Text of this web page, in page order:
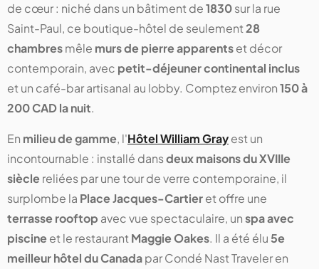
de cœur : niché dans un bâtiment de1830sur la rue
Saint-Paul, ce boutique-hôtel de seulement28
chambresmêle murs de pierre apparentset décor
contemporain, avec petit-déjeuner continental inclus
et un café-bar artisanal au lobby. Comptez environ150 à
200 CAD la nuit.
En milieu de gamme, l'Hôtel William Grayest un
incontournable : installé dansdeux maisons du XVIIIe
sièclereliées par une tour de verre contemporaine, il
surplombe la Place Jacques-Cartieret offre une
terrasse rooftop avec vue spectaculaire, unspa avec
piscineet le restaurantMaggie Oakes. Il a été élu5e
meilleur hôtel du Canadapar Condé Nast Traveler en